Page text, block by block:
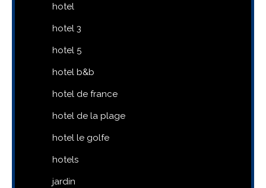
hotel
hotel 3
hotel 5
hotel b&b
hotel de france
hotel de la plage
hotel le golfe
hotels
jardin